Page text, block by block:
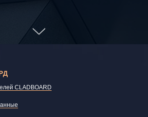
CLADBOARD